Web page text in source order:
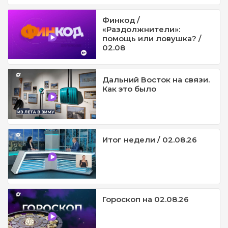
Финкод /
«Раздолжнители»:
помощь или ловушка? /
02.08
Дальний Восток на связи.
Как это было
Итог недели / 02.08.26
Гороскоп на 02.08.26